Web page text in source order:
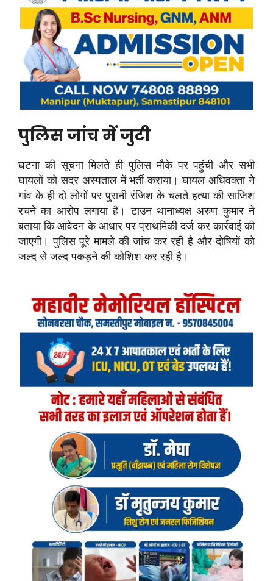
पुलिस जांच में जुटी
घटना की सूचना मिलते ही पुलिस मौके पर पहुंची और सभी
घायलों को सदर अस्पताल में भर्ती कराया। घायल अधिवक्ता ने
गांव के ही दो लोगों पर पुरानी रंजिश के चलते हत्या की साजिश
रचने का आरोप लगाया है। टाउन थानाध्यक्ष अरुण कुमार ने
बताया कि आवेदन के आधार पर प्राथमिकी दर्ज कर कार्रवाई की
जाएगी। पुलिस पूरे मामले की जांच कर रही है और दोषियों को
जल्द से जल्द पकड़ने की कोशिश कर रही है।